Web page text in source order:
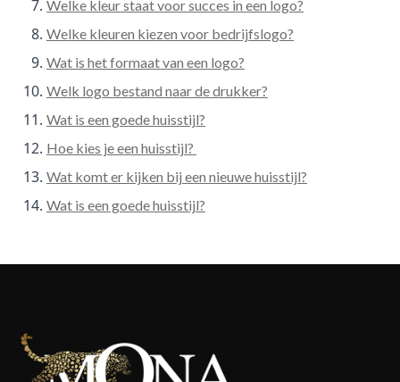
Welke kleur staat voor succes in een logo?
Welke kleuren kiezen voor bedrijfslogo?
Wat is het formaat van een logo?
Welk logo bestand naar de drukker?
Wat is een goede huisstijl?
Hoe kies je een huisstijl?
Wat komt er kijken bij een nieuwe huisstijl?
Wat is een goede huisstijl?